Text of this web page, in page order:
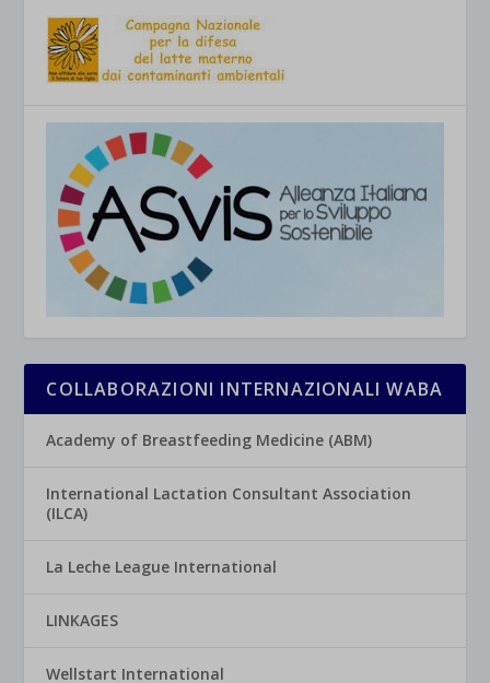
COLLABORAZIONI INTERNAZIONALI WABA
Academy of Breastfeeding Medicine (ABM)
International Lactation Consultant Association
(ILCA)
La Leche League International
LINKAGES
Wellstart International